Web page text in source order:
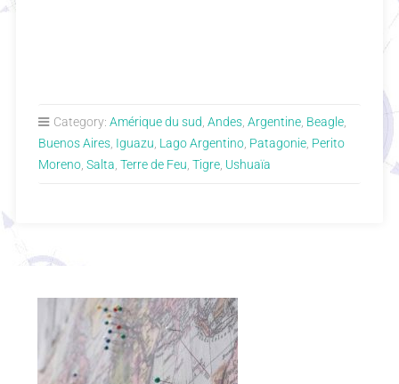
Category: Amérique du sud, Andes, Argentine, Beagle,
Buenos Aires, Iguazu, Lago Argentino, Patagonie, Perito
Moreno, Salta, Terre de Feu, Tigre, Ushuaïa